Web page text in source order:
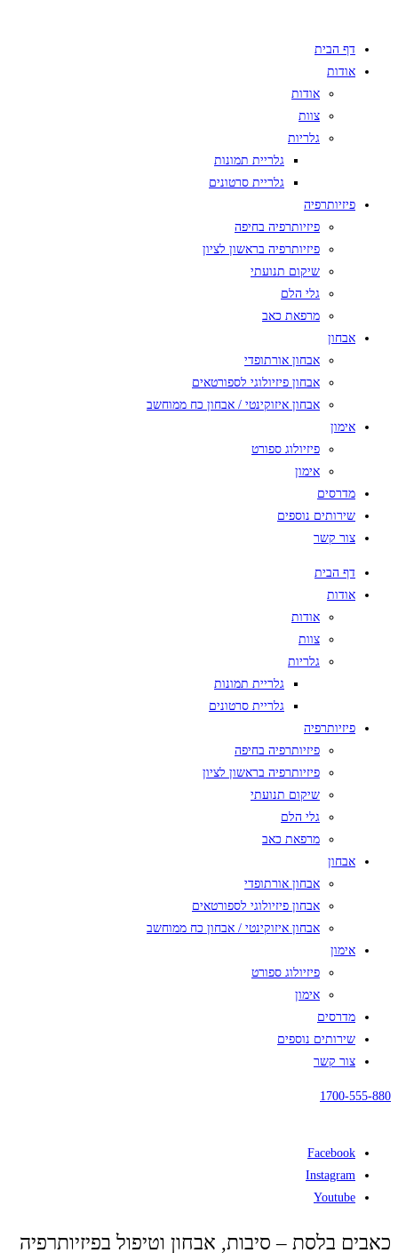
דף הבית
אודות
אודות
צוות
גלריות
גלריית תמונות
גלריית סרטונים
פיזיותרפיה
פיזיותרפיה בחיפה
פיזיותרפיה בראשון לציון
שיקום תנועתי
גלי הלם
מרפאת כאב
אבחון
אבחון אורתופדי
אבחון פיזיולוגי לספורטאים
אבחון איזוקינטי / אבחון כח ממוחשב
אימון
פיזיולוג ספורט
אימון
מדרסים
שירותים נוספים
צור קשר
דף הבית
אודות
אודות
צוות
גלריות
גלריית תמונות
גלריית סרטונים
פיזיותרפיה
פיזיותרפיה בחיפה
פיזיותרפיה בראשון לציון
שיקום תנועתי
גלי הלם
מרפאת כאב
אבחון
אבחון אורתופדי
אבחון פיזיולוגי לספורטאים
אבחון איזוקינטי / אבחון כח ממוחשב
אימון
פיזיולוג ספורט
אימון
מדרסים
שירותים נוספים
צור קשר
1700-555-880
Facebook
Instagram
Youtube
כאבים בלסת – סיבות, אבחון וטיפול בפיזיותרפיה